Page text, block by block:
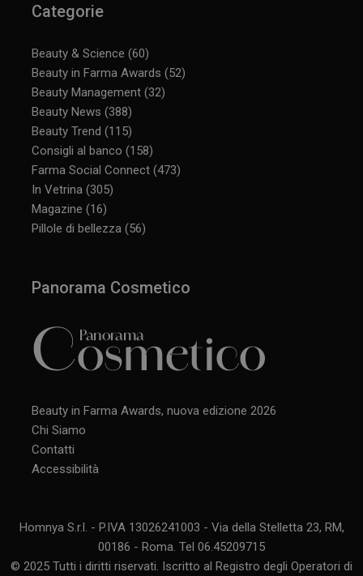
Categorie
Beauty & Science (60)
Beauty in Farma Awards (52)
Beauty Management (32)
Beauty News (388)
Beauty Trend (115)
Consigli al banco (158)
Farma Social Connect (473)
In Vetrina (305)
Magazine (16)
Pillole di bellezza (56)
Panorama Cosmetico
Beauty in Farma Awards, nuova edizione 2026
Chi Siamo
Contatti
Accessibilità
Homnya S.r.l. - P.IVA 13026241003 - Via della Stelletta 23, RM,
00186 - Roma. Tel 06.45209715
© 2025 Tutti i diritti riservati. Iscritto al Registro degli Operatori di